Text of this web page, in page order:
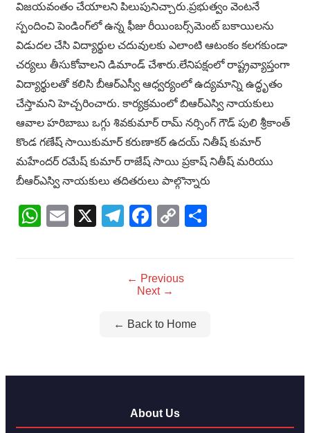
విజయవంతం చేయాలని పిలుపునిచ్చారు.ప్రభుత్వం వెంటనే
స్పందించి పెండింగ్‌లో ఉన్న ఫీజు రీయింబర్స్‌మెంట్ బకాయిలను
విడుదల చేసి విద్యార్థుల చదువులకు ఎలాంటి ఆటంకం కలగకుండా
చర్యలు తీసుకోవాలని డిమాండ్ చేశారు.లేనిపక్షంలో రాష్ట్రవ్యాప్తంగా
విద్యార్థులతో కలిసి బీఆర్ఎస్వీ ఆధ్వర్యంలో ఉద్యమాన్ని ఉద్ధృతం
చేస్తామని హెచ్చరించారు. కార్యక్రమంలో బిఆర్ఎస్వి నాయకులు
ఆవాల హరిబాబు ఒగ్గు శివకుమార్ రామ్ నర్సింగ్ గౌడ్ పులి శ్రీకాంత్
కొండ గణేష్ సాయికుమార్ కరుణాకర్ ఉదయ్ నితీష్ కుమార్
మహేందర్ రమేష్ కుమార్ రాజేష్ సాయి ప్రకాష్ నితీష్ మరియు
బీఆర్ఎస్వి నాయకులు తదితరులు పాల్గొన్నారు
WhatsApp
Email
X Telegram
Facebook
Copy
← Previous
Next →
← Back to Home
About Us